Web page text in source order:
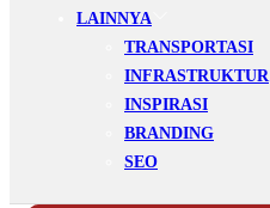
LAINNYA
TRANSPORTASI
INFRASTRUKTUR
INSPIRASI
BRANDING
SEO